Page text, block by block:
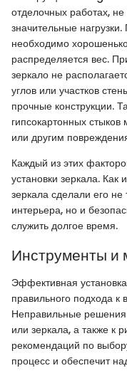
отделочных работах,
значительные
необходимо
распределяется вес.
зеркало не
углов или участков
прочные конструкции.
гипсокартонных
или другим
Каждый из этих
установки зеркала.
зеркала сделали его
интерьера, но и
служить долгое время.
Инструменты и
Эффективная
правильного подхода к
Неправильные решения
или зеркала, а также к
рекомендаций по
процесс и обеспечит